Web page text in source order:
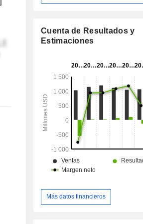
Cuenta de Resultados y
Estimaciones
Más datos financieros